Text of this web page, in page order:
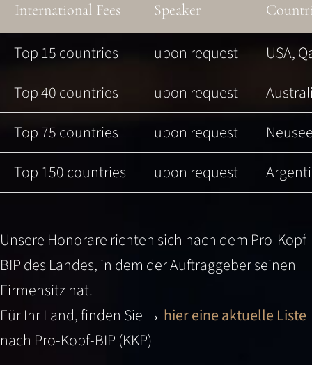
International Fees Speaker
Top 15 countries upon request
USA,
Top 40 countries
upon request
Top 75 countries
upon request
Top 150 countries
upon request
Unsere Honorare richten sich nach dem Pro-Kopf-
BIP des Landes, in dem der Auftraggeber seinen
Firmensitz hat.
Für Ihr Land, finden Sie → hier eine aktuelle Liste
nach Pro-Kopf-BIP (KKP)